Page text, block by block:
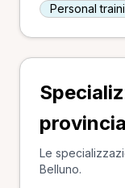
Personal
Le
Belluno.